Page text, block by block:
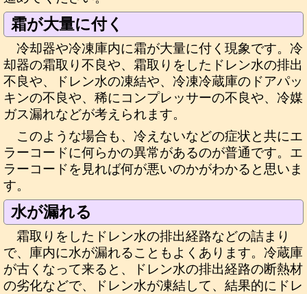
霜が大量に付く
冷却器や冷凍庫内に霜が大量に付く現象です。冷
却器の霜取り不良や、霜取りをしたドレン水の排出
不良や、ドレン水の凍結や、冷凍冷蔵庫のドアパッ
キンの不良や、稀にコンプレッサーの不良や、冷媒
ガス漏れなどが考えられます。
このような場合も、冷えないなどの症状と共にエ
ラーコードに何らかの異常があるのが普通です。エ
ラーコードを見れば何が悪いのかがわかると思いま
す。
水が漏れる
霜取りをしたドレン水の排出経路などの詰まり
で、庫内に水が漏れることもよくあります。冷蔵庫
が古くなって来ると、ドレン水の排出経路の断熱材
の劣化などで、ドレン水が凍結して、結果的にドレ